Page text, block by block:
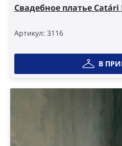
Свадебное платье Catári
Артикул: 3116
В